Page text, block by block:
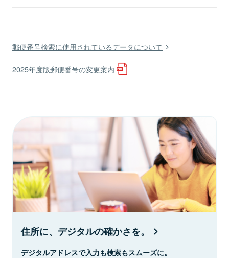
郵便番号検索に使用されているデータについて
2025年度版郵便番号の変更案内
住所に、デジタルの確かさを。
デジタルアドレスで入力も検索もスムーズに。